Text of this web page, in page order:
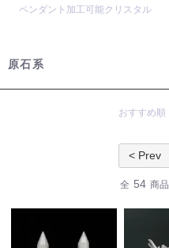
ペンダント加工可能クリスタル
原石系
おすすめ順
< Prev
全 54 商品